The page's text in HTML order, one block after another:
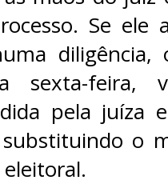
Se ele
sexta-feira,
pela juíza
o